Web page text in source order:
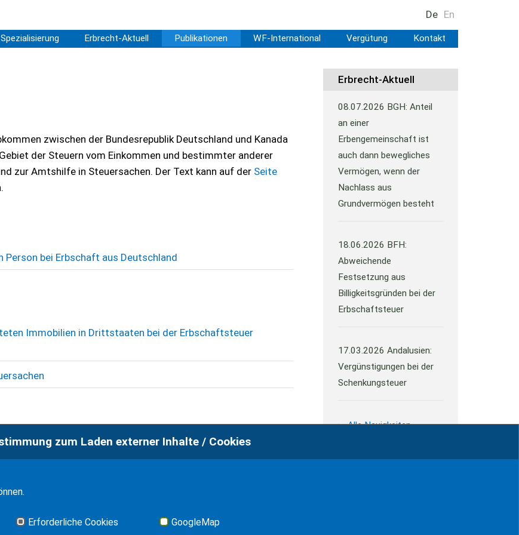
De En
Spezialisierung Erbrecht-Aktuell Publikationen WF-International Vergütung Kontakt
zwischen der Bundesrepublik Deutschland und Kanada
der Steuern vom Einkommen und bestimmter anderer
zur Amtshilfe in Steuersachen. Der Text kann auf der Seite
Person bei Erbschaft aus Deutschland
Immobilien in Drittstaaten bei der Erbschaftsteuer
Erbrecht-Aktuell
08.07.2026 BGH: Anteil
an einer
Erbengemeinschaft ist
auch dann bewegliches
Vermögen, wenn der
Nachlass aus
Grundvermögen besteht
18.06.2026 BFH:
Abweichende
Festsetzung aus
Billigkeitsgründen bei der
Erbschaftsteuer
17.03.2026Andalusien:
Vergünstigungen bei der
Schenkungsteuer
Alle Neuigkeiten
zum Laden externer Inhalte / Cookies
Erforderliche Cookies GoogleMap